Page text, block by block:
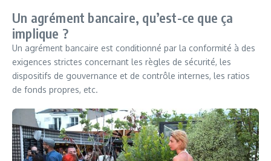
Un agrément bancaire, qu’est-ce que ça
implique ?
Un agrément bancaire est conditionné par la conformité à des
exigences strictes concernant les règles de sécurité, les
dispositifs de gouvernance et de contrôle internes, les ratios
de fonds propres, etc.